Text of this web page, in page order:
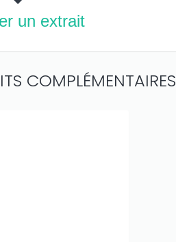
un extrait
COMPLÉMENTAIRES